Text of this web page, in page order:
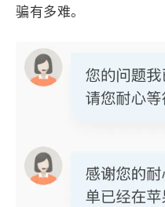
骗有多难。